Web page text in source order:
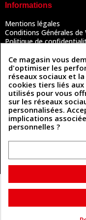
Informations
Mentions légales
Conditions Générales de
Politique de
Contactez-nous
Coordonnées
493 Chemin de
81300 Graulhet
Cuirenstock
Ce magasin vous
d'optimiser les
réseaux sociaux et
cookies tiers liés
utilisés pour vous
sur les réseaux
personnalisées.
implications
personnelles ?